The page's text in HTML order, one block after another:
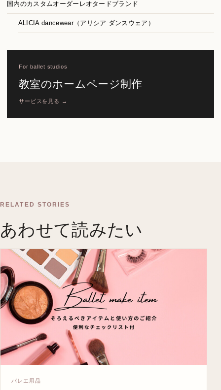
国内のカスタムオーダーレオタードブランド
ALICIA dancewear（アリシア ダンスウェア）
For ballet studios
教室のホームページ制作
サービスを見る →
RELATED STORIES
あわせて読みたい
バレエ用品